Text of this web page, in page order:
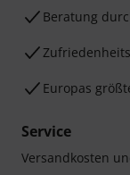
Beratung
Europas
Service
Versandkosten